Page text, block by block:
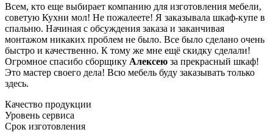
Всем, кто еще выбирает компанию для изготовления мебели,
советую Кухни мол! Не пожалеете! Я заказывала шкаф-купе в
спальню. Начиная с обсуждения заказа и заканчивая
монтажом никаких проблем не было. Все было сделано очень
быстро и качественно. К тому же мне ещё скидку сделали!
Огромное спасибо сборщику Алексею за прекрасный шкаф!
Это мастер своего дела! Всю мебель буду заказывать только
здесь.
Качество продукции
Уровень сервиса
Срок изготовления